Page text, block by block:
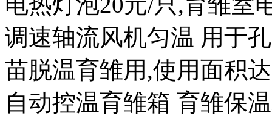
调速轴流风机匀温 用于
苗脱温育雏用,使用面积
自动控温育雏箱 育雏保